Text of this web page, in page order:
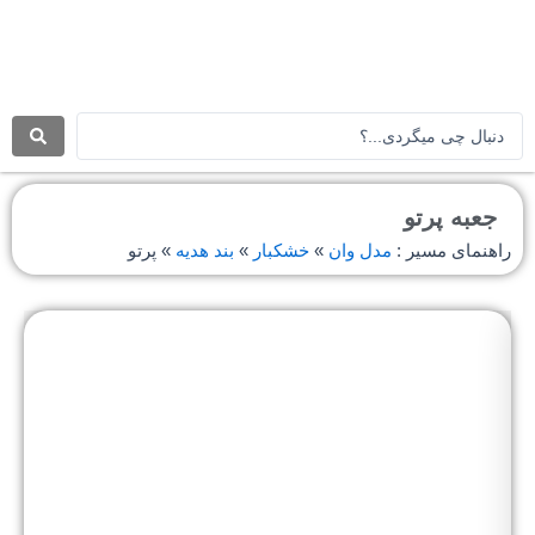
.
.
جعبه پرتو
راهنمای مسیر : مدل وان » خشکبار » بند هدیه » پرتو